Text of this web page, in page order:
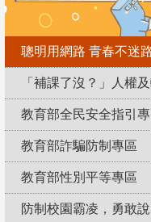
聰明用網路 青春不迷
「補課了沒？」人權
教育部全民安全指引
教育部詐騙防制專區
教育部性別平等專區
防制校園霸凌，勇敢說